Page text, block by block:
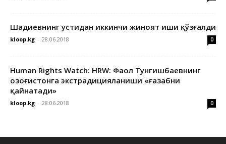
Шадиевнинг устидан иккинчи жиноят иши қўзғалди
kloop.kg - 28.06.2018 0
Human Rights Watch: HRW: Фаол Тунгишбаевнинг
Қозоғистонга экстрадицияланиши «ғазабни
қайнатади»
kloop.kg - 28.06.2018 0